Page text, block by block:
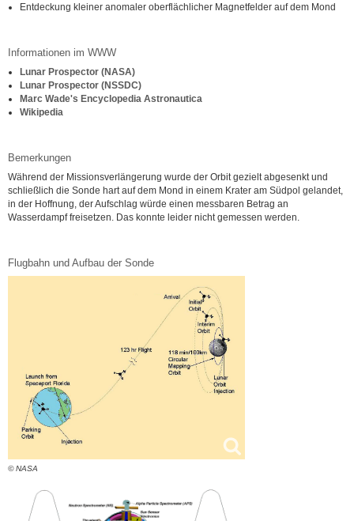
Entdeckung kleiner anomaler oberflächlicher Magnetfelder auf dem Mond
Informationen im WWW
Lunar Prospector (NASA)
Lunar Prospector (NSSDC)
Marc Wade's Encyclopedia Astronautica
Wikipedia
Bemerkungen
Während der Missionsverlängerung wurde der Orbit gezielt abgesenkt und
schließlich die Sonde hart auf dem Mond in einem Krater am Südpol gelandet,
in der Hoffnung, der Aufschlag würde einen messbaren Betrag an
Wasserdampf freisetzen. Das konnte leider nicht gemessen werden.
Flugbahn und Aufbau der Sonde
© NASA